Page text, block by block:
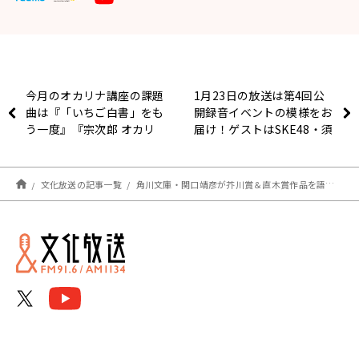
今月のオカリナ講座の課題
曲は『「いちご白書」をも
う一度』『宗次郎 オカリ
1月23日の放送は第4回公
開録音イベントの模様をお
届け！ゲストはSKE48・須
ュタイン・山崎紘菜
Heat&Heart!』
文化放送の記事一覧 角川文庫・関口靖彦が芥川賞＆直木賞作品を語る！ 『黒牢城』『塞王の楯』『ブラックボックス』それぞれの魅力とは？ 〜1月20日「大竹まこと ゴールデンラジオ」